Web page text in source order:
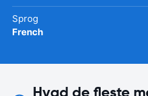
Sprog
French
Hvad de fleste